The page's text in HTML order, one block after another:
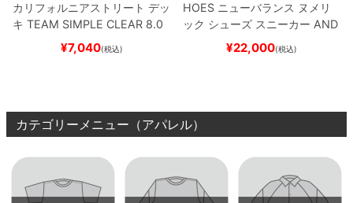
カリフォルニアストリート デッ
キ TEAM SIMPLE CLEAR 8.0
ブランク（DSM）
ード スケボー
¥7,040(税込)
HOES ニューバランス ヌメリ
ック シューズ スニーカー AND
REW REYNOLDS 933
BROWN/BLACKスケート
¥22,000(税込)
カテゴリーメニュー（アパレル）